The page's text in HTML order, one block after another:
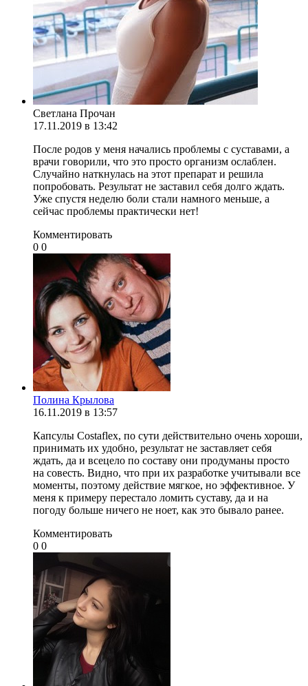
Светлана Прочан
17.11.2019 в 13:42
После родов у меня начались проблемы с суставами, а
врачи говорили, что это просто организм ослаблен.
Случайно наткнулась на этот препарат и решила
попробовать. Результат не заставил себя долго ждать.
Уже спустя неделю боли стали намного меньше, а
сейчас проблемы практически нет!
Комментировать
0 0
Полина Крылова
16.11.2019 в 13:57
Капсулы Costaflex, по сути действительно очень хороши,
принимать их удобно, результат не заставляет себя
ждать, да и всецело по составу они продуманы просто
на совесть. Видно, что при их разработке учитывали все
моменты, поэтому действие мягкое, но эффективное. У
меня к примеру перестало ломить суставу, да и на
погоду больше ничего не ноет, как это бывало ранее.
Комментировать
0 0